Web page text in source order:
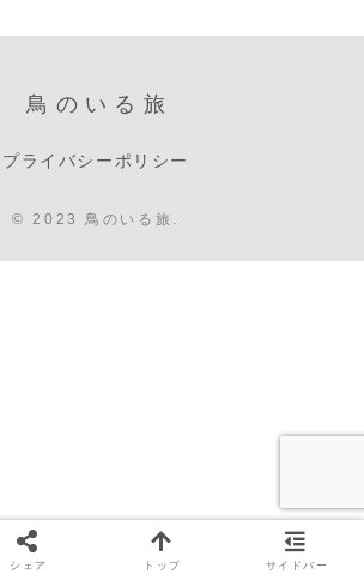
鳥のいる旅
プライバシーポリシー
© 2023 鳥のいる旅.
シェア トップ サイドバー